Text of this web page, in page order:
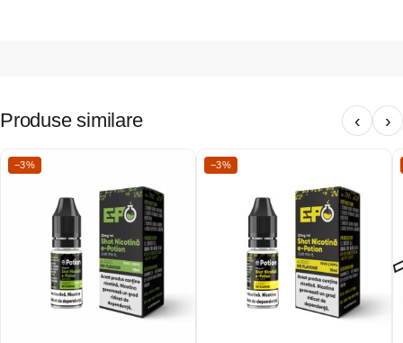
Produse similare ‹ ›
−3% −3%